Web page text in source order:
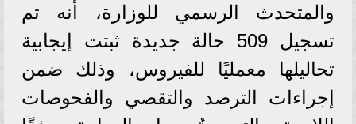
والمتحدث الرسمي للوزارة، أنه تم
تسجيل 509 حالة جديدة ثبتت إيجابية
تحاليلها معمليًا للفيروس، وذلك ضمن
إجراءات الترصد والتقصي والفحوصات